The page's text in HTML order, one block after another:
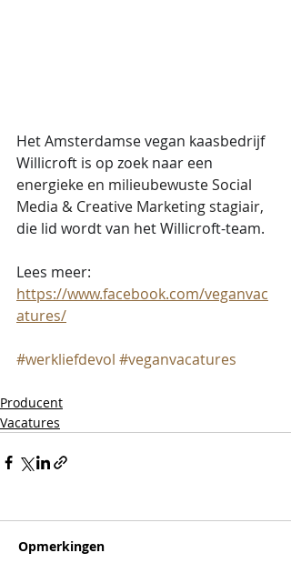
Het Amsterdamse vegan kaasbedrijf
Willicroft is op zoek naar een
energieke en milieubewuste Social
Media & Creative Marketing stagiair,
die lid wordt van het Willicroft-team.
Lees meer:
https://www.facebook.com/veganvac
atures/
#werkliefdevol #veganvacatures
Producent
Vacatures
Opmerkingen